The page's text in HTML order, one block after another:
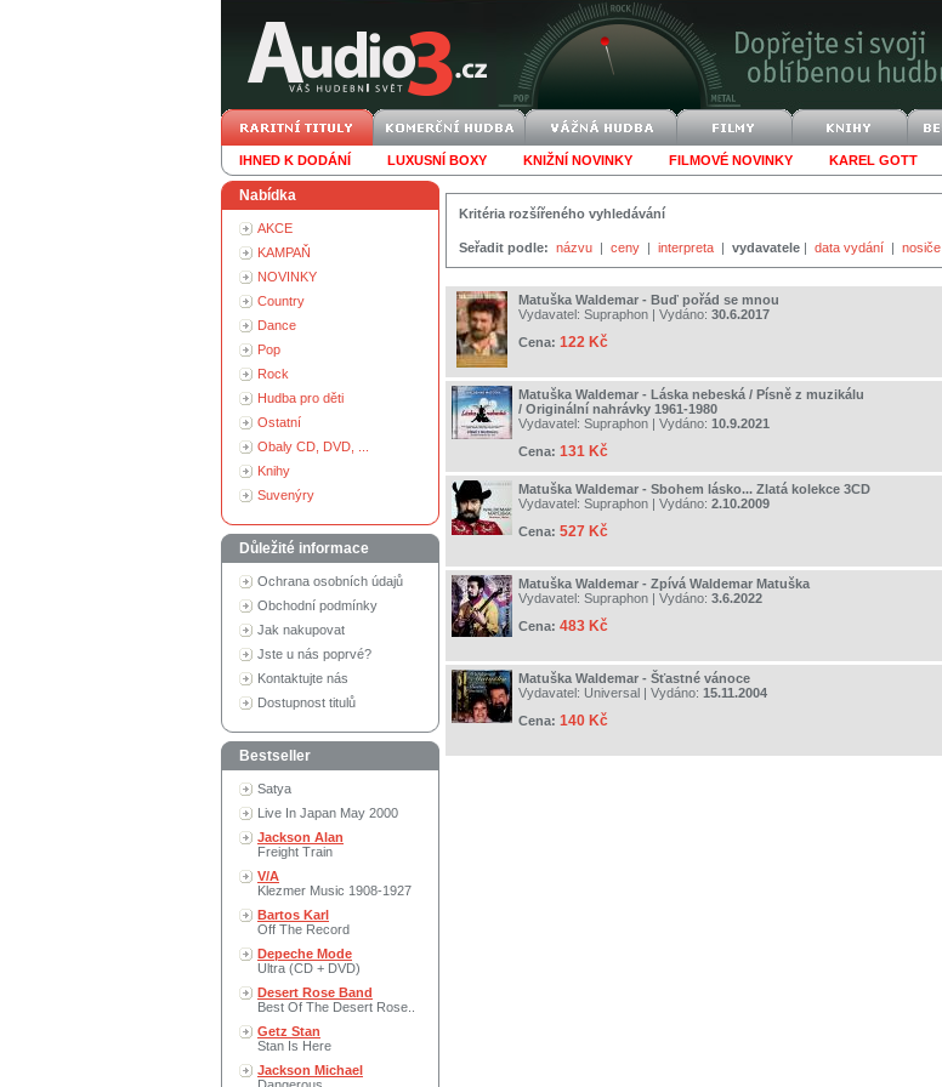
IHNED K DODÁNÍ LUXUSNÍ BOXY KNIŽNÍ NOVINKY FILMOVÉ NOVINKY KAREL GOTT
Nabídka
AKCE
KAMPAŇ
NOVINKY
Country
Dance
Pop
Rock
Hudba pro děti
Ostatní
Obaly CD, DVD, ...
Knihy
Suvenýry
Důležité informace
Ochrana osobních údajů
Obchodní podmínky
Jak nakupovat
Jste u nás poprvé?
Kontaktujte nás
Dostupnost titulů
Bestseller
Satya
Live In Japan May 2000
Jackson Alan
Freight Train
V/A
Klezmer Music 1908-1927
Bartos Karl
Off The Record
Depeche Mode
Ultra (CD + DVD)
Desert Rose Band
Best Of The Desert Rose..
Getz Stan
Stan Is Here
Jackson Michael
Kritéria rozšířeného vyhledávání
Seřadit podle: názvu | ceny | interpreta | vydavatele | data vydání | nosiče
Matuška Waldemar - Buď pořád se mnou
Vydavatel: Supraphon | Vydáno: 30.6.2017
Cena: 122 Kč
Matuška Waldemar - Láska nebeská / Písně z muzikálu
/ Originální nahrávky 1961-1980
Vydavatel: Supraphon | Vydáno: 10.9.2021
Cena: 131 Kč
Matuška Waldemar - Sbohem lásko... Zlatá kolekce 3CD
Vydavatel: Supraphon | Vydáno: 2.10.2009
Cena: 527 Kč
Matuška Waldemar - Zpívá Waldemar Matuška
Vydavatel: Supraphon | Vydáno: 3.6.2022
Cena: 483 Kč
Matuška Waldemar - Šťastné vánoce
Vydavatel: Universal | Vydáno: 15.11.2004
Cena: 140 Kč